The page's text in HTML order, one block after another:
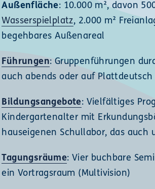
Außenfläche: 10.000 m², davon
Wasserspielplatz, 2.000 m²
begehbares Außenareal
Führungen: Gruppenführungen
auch abends oder auf Plattdeutsch
Bildungsangebote: Vielfältiges
Kindergartenalter mit
hauseigenen Schullabor, das
Tagungsräume: Vier buchbare
ein Vortragsraum (Multivision)